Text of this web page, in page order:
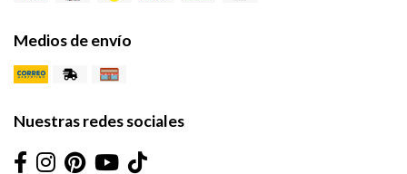
Medios de envío
Nuestras redes sociales